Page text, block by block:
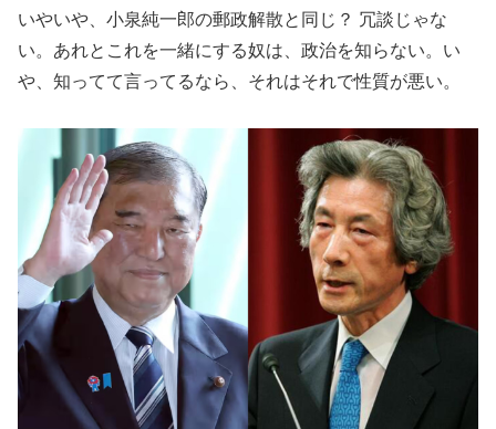
いやいや、小泉純一郎の郵政解散と同じ？ 冗談じゃな
い。あれとこれを一緒にする奴は、政治を知らない。い
や、知ってて言ってるなら、それはそれで性質が悪い。